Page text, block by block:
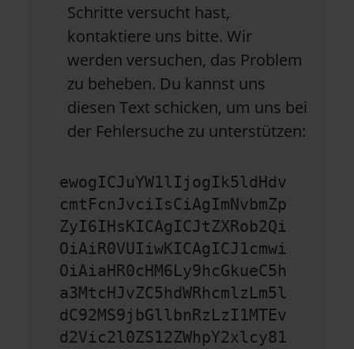
Schritte versucht hast,
kontaktiere uns bitte. Wir
werden versuchen, das Problem
zu beheben. Du kannst uns
diesen Text schicken, um uns bei
der Fehlersuche zu unterstützen:
ewogICJuYW1lIjogIk5ldHdv
cmtFcnJvciIsCiAgImNvbmZp
ZyI6IHsKICAgICJtZXRob2Qi
OiAiR0VUIiwKICAgICJ1cmwi
OiAiaHR0cHM6Ly9hcGkueC5h
a3MtcHJvZC5hdWRhcmlzLm5l
dC92MS9jbGllbnRzLzI1MTEv
d2Vic2l0ZS12ZWhpY2xlcy81